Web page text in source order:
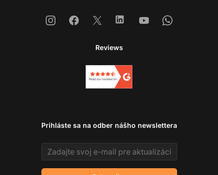
InstagramFacebook
X LinkedinYoutubeWhatsapp
Reviews
Prihláste sa na odber nášho newslettera
Email address